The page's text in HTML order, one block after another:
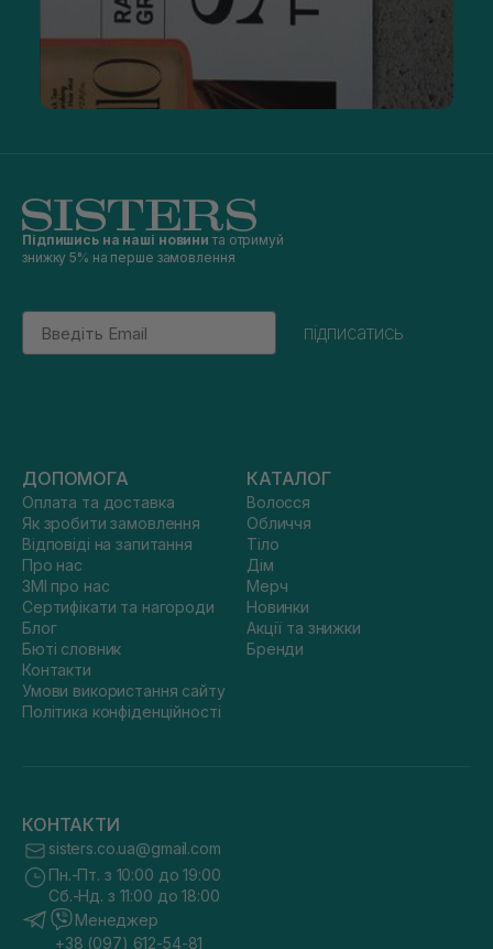
Підпишись на наші новини та отримуй
знижку 5% на перше замовлення
Email
підписатись
ДОПОМОГА
Оплата та доставка
Як зробити замовлення
Відповіді на запитання
Про нас
ЗМІ про нас
Сертифікати та нагороди
Блог
Бюті словник
Контакти
Умови використання сайту
Політика конфіденційності
КАТАЛОГ
Волосся
Обличчя
Тіло
Дім
Мерч
Новинки
Акції та знижки
Бренди
КОНТАКТИ
sisters.co.ua@gmail.com
Пн.-Пт. з 10:00 до 19:00
Сб.-Нд. з 11:00 до 18:00
Менеджер
+38 (097) 612-54-81